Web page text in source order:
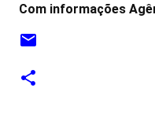
Com informações